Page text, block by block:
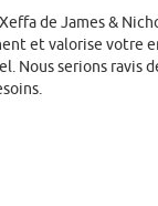
de James &
et valorise votre
Nous serions ravis